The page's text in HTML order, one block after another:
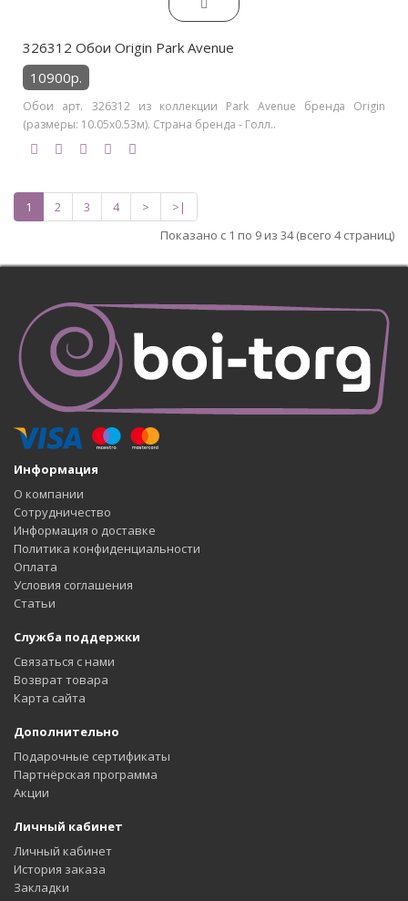
326312 Обои Origin Park Avenue
10900р.
Обои арт. 326312 из коллекции Park Avenue бренда Origin
(размеры: 10.05х0.53м). Страна бренда - Голл..
1 2 3 4 >
>|
Показано с 1 по 9 из 34 (всего 4 страниц)
Информация
О компании
Сотрудничество
Информация о доставке
Политика конфиденциальности
Оплата
Условия соглашения
Статьи
Служба поддержки
Связаться с нами
Возврат товара
Карта сайта
Дополнительно
Подарочные сертификаты
Партнёрская программа
Акции
Личный кабинет
Личный кабинет
История заказа
Закладки